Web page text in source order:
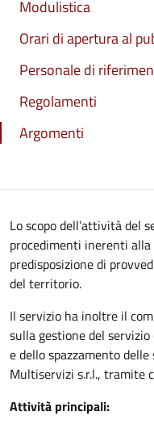
Modulistica
Orari di apertura al
Personale di
Regolamenti
Argomenti
Lo scopo dell’attività del
procedimenti inerenti alla
predisposizione di
del territorio.
Il servizio ha inoltre il
sulla gestione del
e dello spazzamento
Multiservizi s.r.l., tramite
Attività principali: